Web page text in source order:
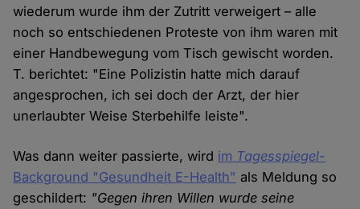
wiederum wurde ihm der Zutritt verweigert – alle
noch so entschiedenen Proteste von ihm waren mit
einer Handbewegung vom Tisch gewischt worden.
T. berichtet: "Eine Polizistin hatte mich darauf
angesprochen, ich sei doch der Arzt, der hier
unerlaubter Weise Sterbehilfe leiste".
Was dann weiter passierte, wird im Tagesspiegel-
Background "Gesundheit E-Health" als Meldung so
geschildert: "Gegen ihren Willen wurde seine